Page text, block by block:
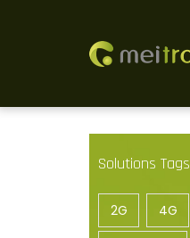
S
i
p
S
i
p
Solutions Tags
2G 4G